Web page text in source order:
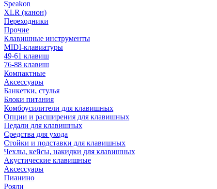
Speakon
XLR (канон)
Переходники
Прочие
Клавишные инструменты
MIDI-клавиатуры
49-61 клавиш
76-88 клавиш
Компактные
Аксессуары
Банкетки, стулья
Блоки питания
Комбоусилители для клавишных
Опции и расширения для клавишных
Педали для клавишных
Средства для ухода
Стойки и подставки для клавишных
Чехлы, кейсы, накидки для клавишных
Акустические клавишные
Аксессуары
Пианино
Рояли